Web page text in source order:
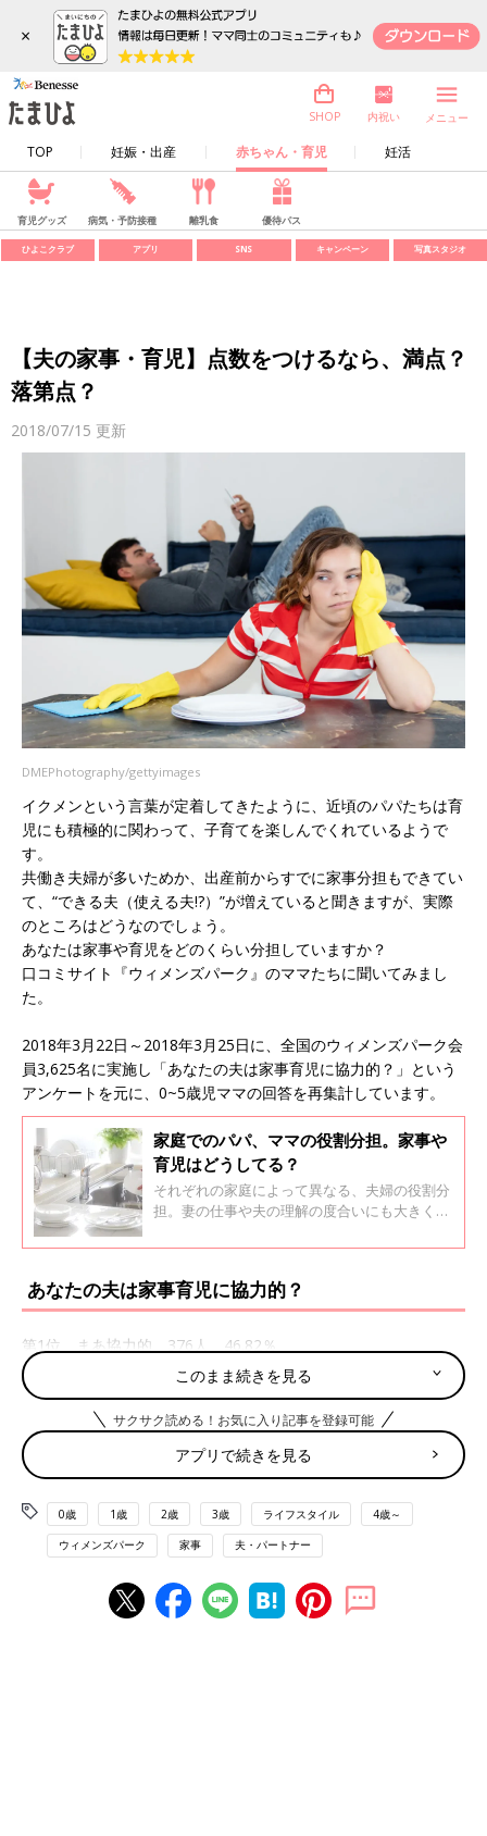
×
TOP 妊娠・出産 赤ちゃん・育児 妊活
SHOP 内祝い メニュー
育児グッズ 病気・予防接種 離乳食 優待パス
ひよこクラブ アプリ SNS キャンペーン 写真スタジオ
【夫の家事・育児】点数をつけるなら、満点？
落第点？
2018/07/15 更新
DMEPhotography/gettyimages
イクメンという言葉が定着してきたように、近頃のパパたちは育
児にも積極的に関わって、子育てを楽しんでくれているようで
す。
共働き夫婦が多いためか、出産前からすでに家事分担もできてい
て、“できる夫（使える夫!?）”が増えていると聞きますが、実際
のところはどうなのでしょう。
あなたは家事や育児をどのくらい分担していますか？
口コミサイト『ウィメンズパーク』のママたちに聞いてみまし
た。
2018年3月22日～2018年3月25日に、全国のウィメンズパーク会
員3,625名に実施し「あなたの夫は家事育児に協力的？」という
アンケートを元に、0~5歳児ママの回答を再集計しています。
家庭でのパパ、ママの役割分担。家事や
育児はどうしてる？
それぞれの家庭によって異なる、夫婦の役割分
担。妻の仕事や夫の理解の度合いにも大きく関
婦できっちり分担」など、実にさまざまなケー
あなたの夫は家事育児に協力的？
第1位 まあ協力的 376人 46.82％
第2位 とても協力的 197人 24.5%
第3位 どちらでもない 98人 12.2％
協力の度合いはあるにせよ協力的なパパが約70％超！
「家事は苦手なのであまりしませんが、育児には協力的です」
「家事は協力的。育児は任せっきりですね」
「こちらから何も言わなくてもやってくれるのでありがたいで
このまま続きを見る
サクサク読める！お気に入り記事を登録可能
アプリで続きを見る
0歳 1歳 2歳 3歳 ライフスタイル 4歳～
ウィメンズパーク 家事 夫・パートナー